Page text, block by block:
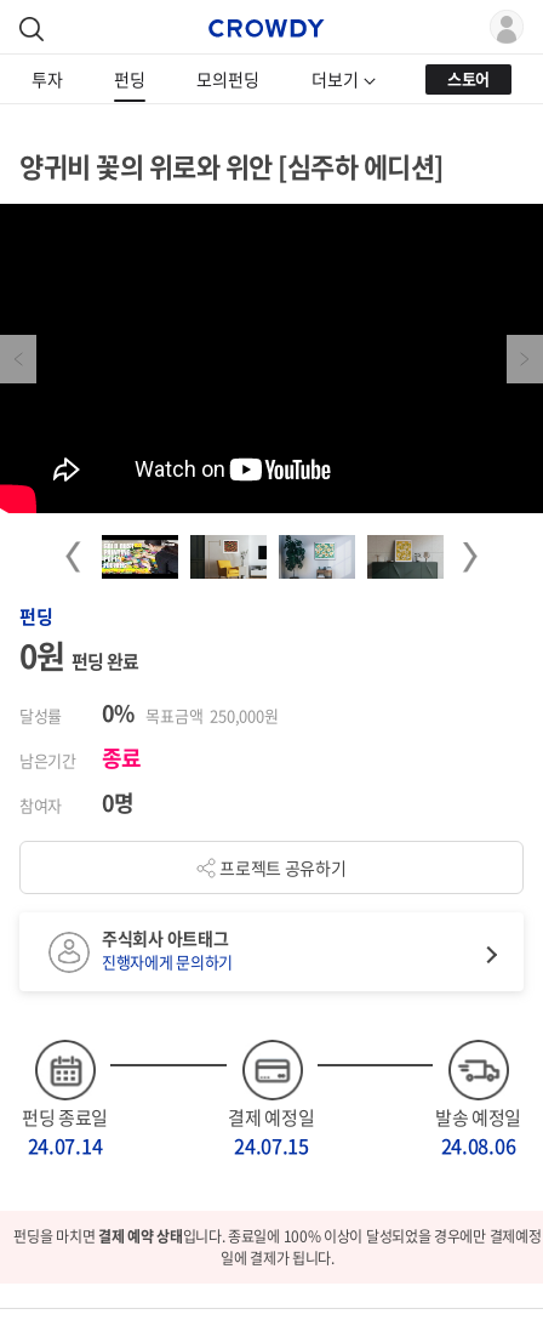
투자 펀딩 모의펀딩 더보기 스토어
양귀비 꽃의 위로와 위안 [심주하 에디션]
Previous Next
Previous Next
펀딩
0원 펀딩 완료
달성률 0% 목표금액 250,000원
남은기간
종료
참여자 0명
프로젝트 공유하기
펀딩 종료일
24.07.14
결제 예정일
24.07.15
발송 예정일
24.08.06
주식회사 아트태그
진행자에게 문의하기
펀딩을 마치면결제 예약 상태입니다. 종료일에 100% 이상이 달성되었을 경우에만 결제예정
일에 결제가 됩니다.